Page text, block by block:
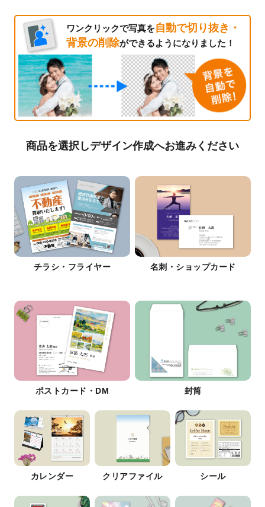
ワンクリックで写真を自動で切り抜き・
背景の削除ができるようになりました！
商品を選択しデザイン作成へお進みください
チラシ・フライヤー 名刺・ショップカード
ポストカード・DM 封筒
カレンダー クリアファイル シール